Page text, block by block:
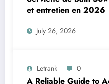
et entretien en 2026
July 26, 2026
Letrank 0
A Reliable Guide to